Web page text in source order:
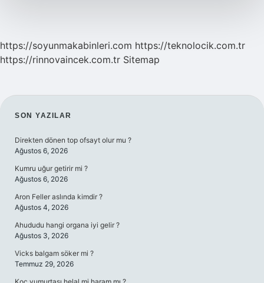
https://soyunmakabinleri.com https://teknolocik.com.tr
https://rinnovaincek.com.tr Sitemap
SIDEBAR
SON YAZILAR
Direkten dönen top ofsayt olur mu ?
Ağustos 6, 2026
Kumru uğur getirir mi ?
Ağustos 6, 2026
Aron Feller aslında kimdir ?
Ağustos 4, 2026
Ahududu hangi organa iyi gelir ?
Ağustos 3, 2026
Vicks balgam söker mi ?
Temmuz 29, 2026